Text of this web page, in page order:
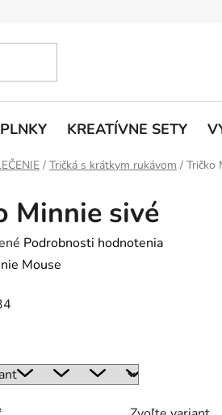
KREATÍVNE SETY
/ Tričká s krátkym rukávom / Tričko
Minnie sivé
Podrobnosti hodnotenia
Mouse